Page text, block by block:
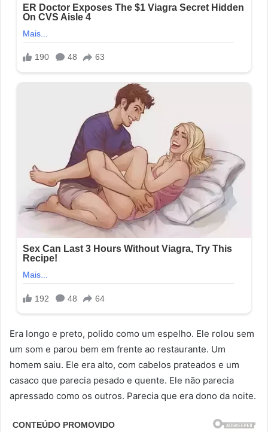
Era longo e preto, polido como um espelho. Ele rolou sem
um som e parou bem em frente ao restaurante. Um
homem saiu. Ele era alto, com cabelos prateados e um
casaco que parecia pesado e quente. Ele não parecia
apressado como os outros. Parecia que era dono da noite.